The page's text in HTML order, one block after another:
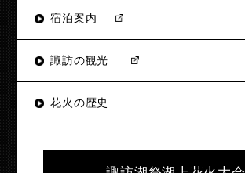
宿泊案内
諏訪の観光
花火の歴史